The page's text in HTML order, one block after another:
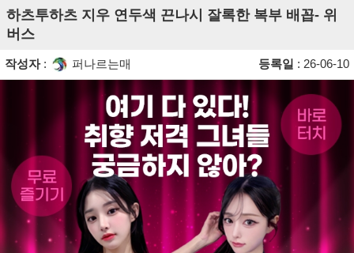
하츠투하츠 지우 연두색 끈나시 잘록한 복부 배꼽- 위
버스
작성자: 퍼나르는매 등록일 : 26-06-10